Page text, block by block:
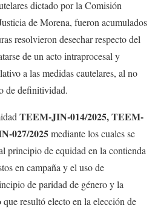
dictado por la Comisión
de Morena, fueron acumulados
resolvieron desechar respecto del
de un acto intraprocesal y
a las medidas cautelares, al no
de definitividad.
TEEM-JIN-014/2025, TEEM-
027/2025mediante los cuales se
principio de equidad en la contienda
en campaña y el uso de
de paridad de género y la
resultó electo en la elección de